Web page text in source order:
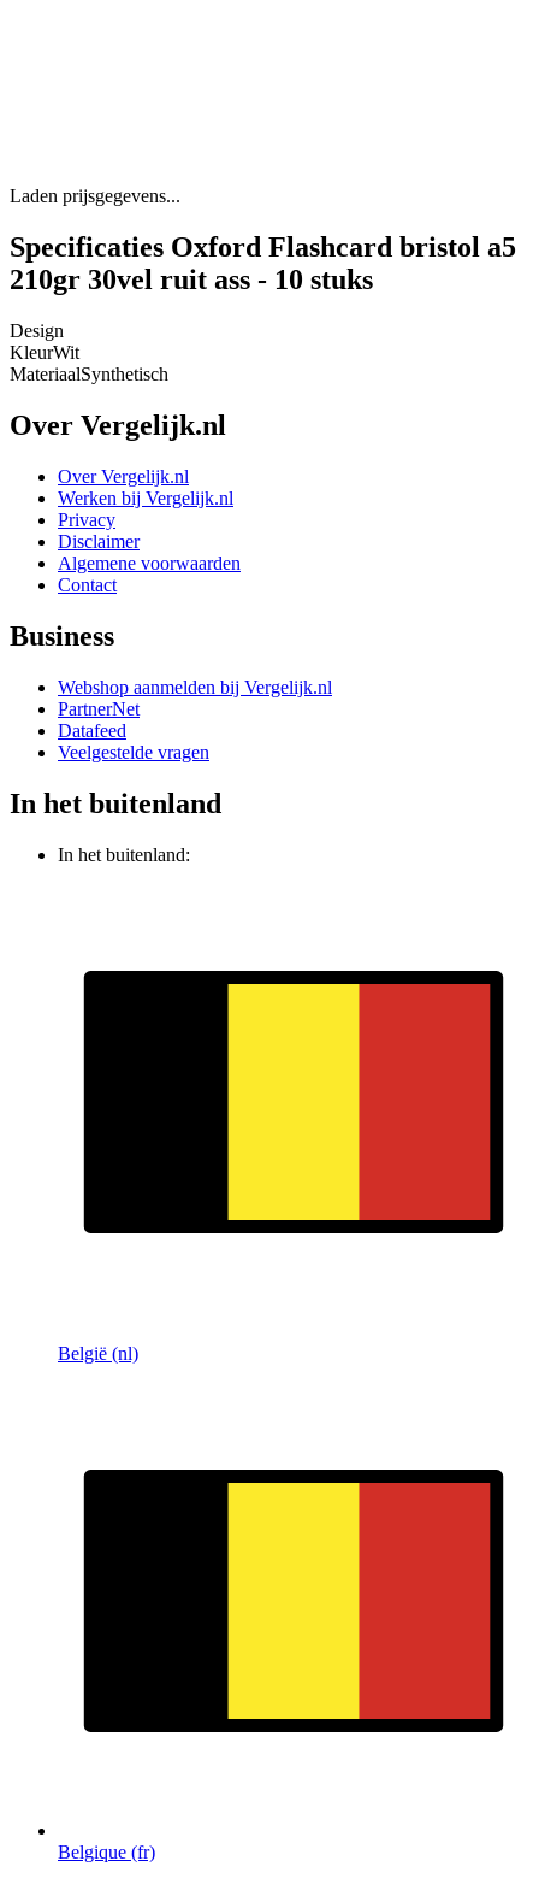
Laden prijsgegevens...
Specificaties Oxford Flashcard bristol a5
210gr 30vel ruit ass - 10 stuks
Design
KleurWit
MateriaalSynthetisch
Over Vergelijk.nl
Over Vergelijk.nl
Werken bij Vergelijk.nl
Privacy
Disclaimer
Algemene voorwaarden
Contact
Business
Webshop aanmelden bij Vergelijk.nl
PartnerNet
Datafeed
Veelgestelde vragen
In het buitenland
In het buitenland:
België (nl)
Belgique (fr)